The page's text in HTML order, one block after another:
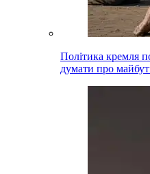
Політика кремля
думати про